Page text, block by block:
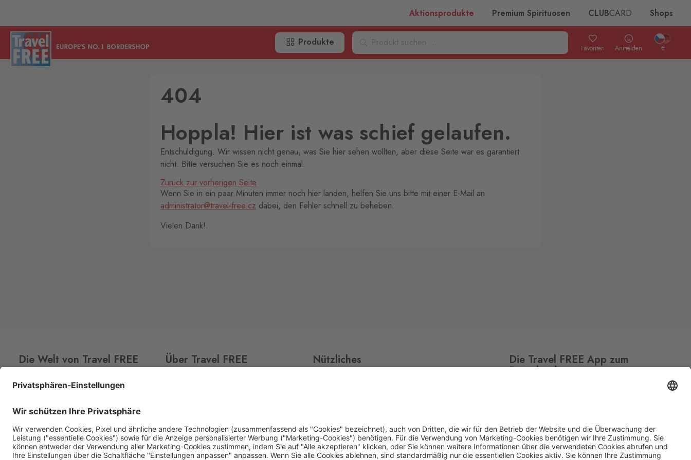
Aktionsprodukte Premium Spirituosen CLUBCARD Shops
Produkte
Favoriten Anmelden €
404
Hoppla! Hier ist was schief gelaufen.
Entschuldigung. Wir wissen nicht genau, was Sie hier sehen wollten, aber diese Seite war es garantiert
nicht. Bitte versuchen Sie es noch einmal.
Zurück zur vorherigen Seite
Wenn Sie in ein paar Minuten immer noch hier landen, helfen Sie uns bitte mit einer E-Mail an
administrator@travel-free.cz dabei, den Fehler schnell zu beheben.
Vielen Dank!.
Die Welt von Travel FREE
CLUBCARD
Premium Spirituosen
Sortiment
Über Travel FREE Nützliches Die Travel FREE App zum
Download
Folge uns auf Social Media